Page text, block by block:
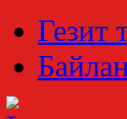
Гезит